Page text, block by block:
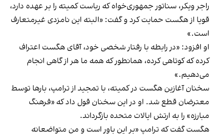
راجر ویکر، سناتور جمهوری‌خواه که ریاست کمیته را بر عهده دارد،
قویا از هگست حمایت کرد و گفت: «البته این نامزدی غیرمتعارف
است.»
او افزود: «در رابطه با رفتار شخصی خود، آقای هگست اعتراف
کرده که کوتاهی کرده، همانطور که همه ما هر از گاهی انجام
می‌دهیم.»
سخنان آغازین هگست در کمیته، با تمجید از ترامپ، بارها توسط
معترضان قطع شد. او در این سخنان قول داد که «فرهنگ
مبارزه» را به ارتش ایالات متحده بازگرداند.
هگست گفت که ترامپ «بر این باور است و من متواضعانه